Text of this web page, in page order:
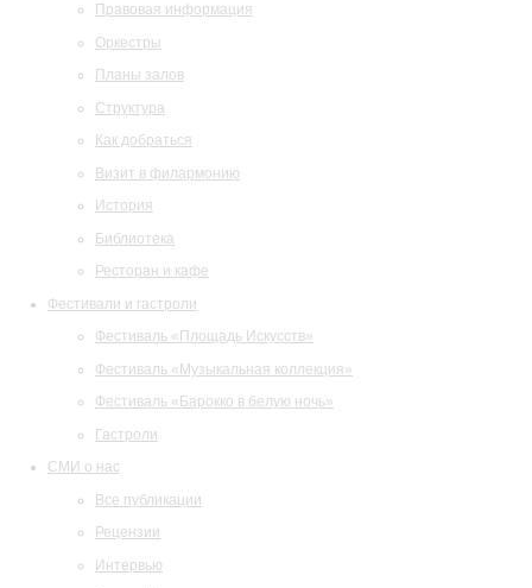
Правовая информация
Оркестры
Планы залов
Структура
Как добраться
Визит в филармонию
История
Библиотека
Ресторан и кафе
Фестивали и гастроли
Фестиваль «Площадь Искусств»
Фестиваль «Музыкальная коллекция»
Фестиваль «Барокко в белую ночь»
Гастроли
СМИ о нас
Все публикации
Рецензии
Интервью